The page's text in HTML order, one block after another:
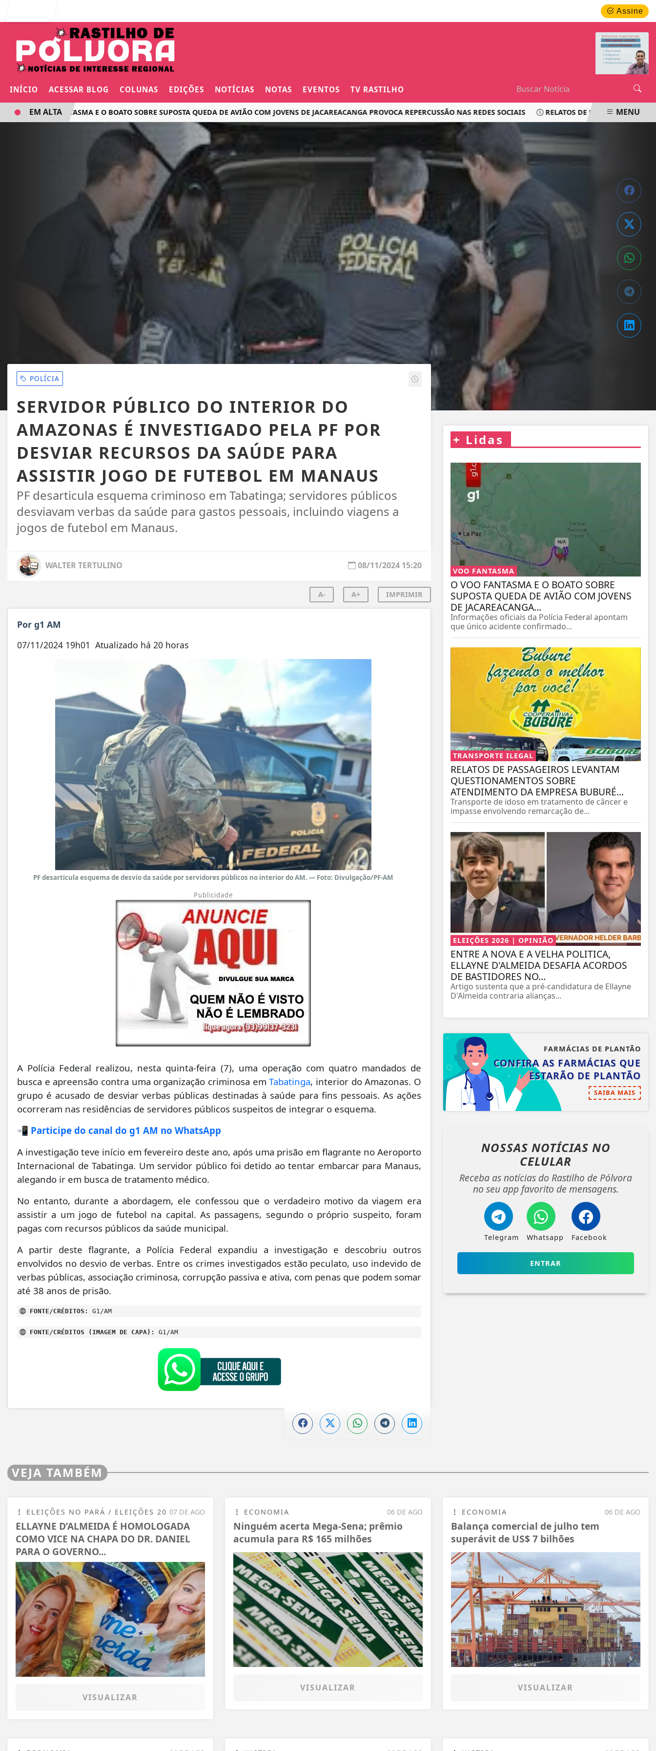
Assine
INÍCIO ACESSAR BLOG COLUNAS EDIÇÕES NOTÍCIAS NOTAS EVENTOS TV RASTILHO
VOO FANTASMA E O BOATO SOBRE SUPOSTA QUEDA DE AVIÃO COM JOVENS DE JACAREACANGA PROVOCA REPERCUSSÃO NAS REDES SOCIAIS RELATOS DE PASSAGEIROS LEVANTAM
EM ALTA MENU
POLÍCIA
SERVIDOR PÚBLICO DO INTERIOR DO
AMAZONAS É INVESTIGADO PELA PF POR
DESVIAR RECURSOS DA SAÚDE PARA
ASSISTIR JOGO DE FUTEBOL EM MANAUS
PF desarticula esquema criminoso em Tabatinga; servidores públicos
desviavam verbas da saúde para gastos pessoais, incluindo viagens a
jogos de futebol em Manaus.
WALTER TERTULINO 08/11/2024 15:20
A- A+ IMPRIMIR
Por g1 AM
07/11/2024 19h01 Atualizado há 20 horas
PF desarticula esquema de desvio da saúde por servidores públicos no interior do AM. — Foto: Divulgação/PF-AM
Publicidade
A Polícia Federal realizou, nesta quinta-feira (7), uma operação com quatro mandados de
busca e apreensão contra uma organização criminosa emTabatinga, interior do Amazonas. O
grupo é acusado de desviar verbas públicas destinadas à saúde para fins pessoais. As ações
ocorreram nas residências de servidores públicos suspeitos de integrar o esquema.
📲 Participe do canal do g1 AM no WhatsApp
A investigação teve início em fevereiro deste ano, após uma prisão em flagrante no Aeroporto
Internacional de Tabatinga. Um servidor público foi detido ao tentar embarcar para Manaus,
alegando ir em busca de tratamento médico.
No entanto, durante a abordagem, ele confessou que o verdadeiro motivo da viagem era
assistir a um jogo de futebol na capital. As passagens, segundo o próprio suspeito, foram
pagas com recursos públicos da saúde municipal.
A partir deste flagrante, a Polícia Federal expandiu a investigação e descobriu outros
envolvidos no desvio de verbas. Entre os crimes investigados estão peculato, uso indevido de
verbas públicas, associação criminosa, corrupção passiva e ativa, com penas que podem somar
até 38 anos de prisão.
FONTE/CRÉDITOS: G1/AM
FONTE/CRÉDITOS (IMAGEM DE CAPA): G1/AM
+ Lidas
VOO FANTASMA
O VOO FANTASMA E O BOATO SOBRE
SUPOSTA QUEDA DE AVIÃO COM JOVENS
DE JACAREACANGA...
Informações oficiais da Polícia Federal apontam
que único acidente confirmado...
TRANSPORTE ILEGAL
RELATOS DE PASSAGEIROS LEVANTAM
QUESTIONAMENTOS SOBRE
ATENDIMENTO DA EMPRESA BUBURÉ...
Transporte de idoso em tratamento de câncer e
impasse envolvendo remarcação de...
ELEIÇÕES 2026 | OPINIÃO
ENTRE A NOVA E A VELHA POLITICA,
ELLAYNE D'ALMEIDA DESAFIA ACORDOS
DE BASTIDORES NO...
Artigo sustenta que a pré-candidatura de Ellayne
D'Almeida contraria alianças...
FARMÁCIAS DE PLANTÃO
CONFIRA AS FARMÁCIAS QUE
ESTARÃO DE PLANTÃO
SAIBA MAIS
NOSSAS NOTÍCIAS NO
CELULAR
Receba as notícias do Rastilho de Pólvora
no seu app favorito de mensagens.
Telegram Whatsapp Facebook
ENTRAR
VEJA TAMBÉM
07 DE AGO
ELEIÇÕES NO PARÁ / ELEIÇÕES 20
ELLAYNE D’ALMEIDA É HOMOLOGADA
COMO VICE NA CHAPA DO DR. DANIEL
PARA O GOVERNO...
VISUALIZAR
06 DE AGO
ECONOMIA
Ninguém acerta Mega-Sena; prêmio
acumula para R$ 165 milhões
VISUALIZAR
06 DE AGO
ECONOMIA
Balança comercial de julho tem
superávit de US$ 7 bilhões
VISUALIZAR